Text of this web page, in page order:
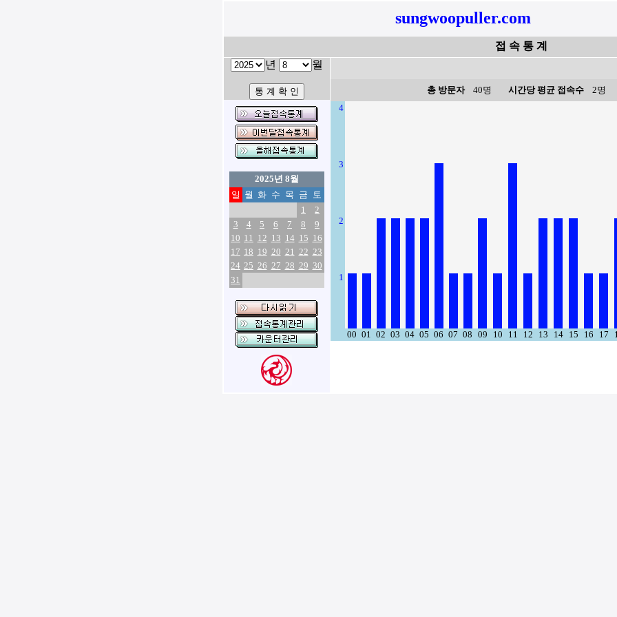
sungwoopuller.com
접 속 통 계
년 월
2025년 8월
일 월 화 수 목 금 토
1
2
3
4 5 6 7 8
9
10 11 12 13 14 15 16
17 18 19 20 21 22 23
24 25 26 27 28 29 30
31
총 방문자40명 시간당 평균 접속수2명
4
3
2
1
00 01 02 03 04 05 06 07 08 09 10 11 12 13 14 15 16 17